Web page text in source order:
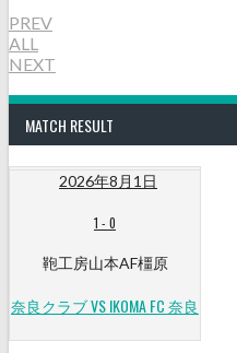
PREV
ALL
NEXT
MATCH RESULT
2026年8月1日
1 - 0
鞄工房山本AF橿原
奈良クラブ VS IKOMA FC 奈良